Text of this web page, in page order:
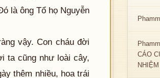
là ông Tổ họ Nguyễn
vậy. Con cháu đời
ta cũng như loài cây,
thêm nhiều, hoa trái
CÁO